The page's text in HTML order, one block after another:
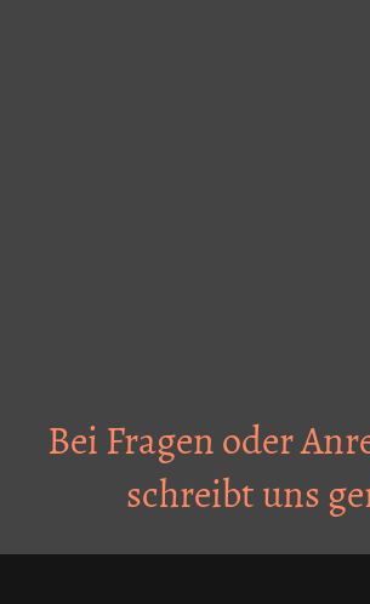
Bei Fragen oder
schreibt uns